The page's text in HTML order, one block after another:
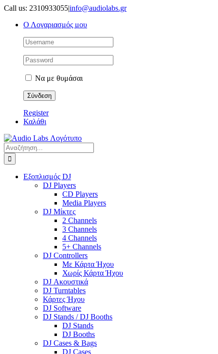
Μετάβαση
περιεχόμενο
Call us: 2310933055|info@audiolabs.gr
Ο Λογαριασμός μου
Να με θυμάσαι
Register
Καλάθι
Αναζήτηση
για:
Εξοπλισμός DJ
DJ Players
CD Players
Media Players
DJ Μίκτες
2 Channels
3 Channels
4 Channels
5+ Channels
DJ Controllers
Με Κάρτα Ήχου
Χωρίς Κάρτα Ήχου
DJ Ακουστικά
DJ Turntables
Κάρτες Ήχου
DJ Software
DJ Stands / DJ Booths
DJ Stands
DJ Booths
DJ Cases & Bags
DJ Cases